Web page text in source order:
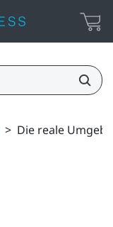
> Die reale